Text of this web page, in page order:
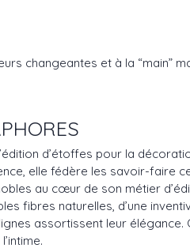
changeantes et à la “main”
d’étoffes pour la
elle fédère les savoir-faire
au cœur de son métier
fibres naturelles, d’une
assortissent leur